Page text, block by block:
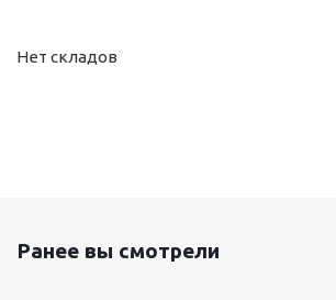
Нет складов
Ранее вы смотрели